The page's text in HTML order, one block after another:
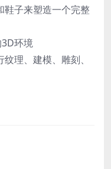
鞋子来塑造一个完整
环境
理、建模、雕刻、